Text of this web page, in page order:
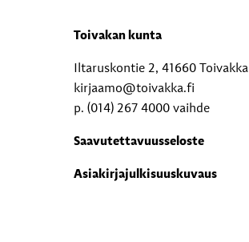
Toivakan kunta
Iltaruskontie 2, 41660 Toivakka
kirjaamo@toivakka.fi
p. (014) 267 4000 vaihde
Saavutettavuusseloste
Asiakirjajulkisuuskuvaus